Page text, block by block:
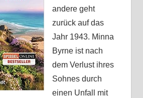
andere geht
zurück auf das
Jahr 1943. Minna
Byrne ist nach
dem Verlust ihres
Sohnes durch
einen Unfall mit